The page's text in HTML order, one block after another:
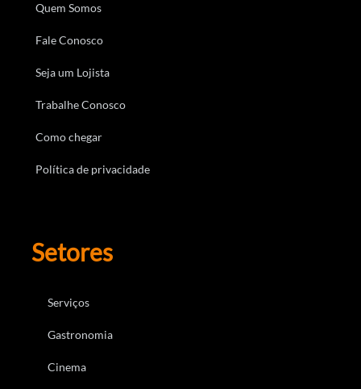
Quem Somos
Fale Conosco
Seja um Lojista
Trabalhe Conosco
Como chegar
Política de privacidade
Setores
Serviços
Gastronomia
Cinema